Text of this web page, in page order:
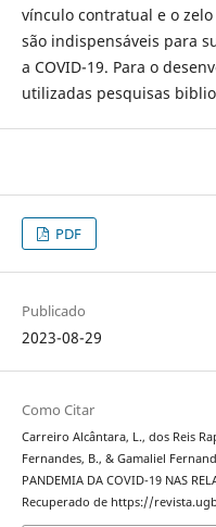
vínculo contratual e o
são indispensáveis para
a COVID-19. Para o
utilizadas pesquisas
PDF
Publicado
2023-08-29
Como Citar
Carreiro Alcântara, L., dos Reis
Fernandes, B., & Gamaliel
PANDEMIA DA COVID-19 NAS
Recuperado de https://